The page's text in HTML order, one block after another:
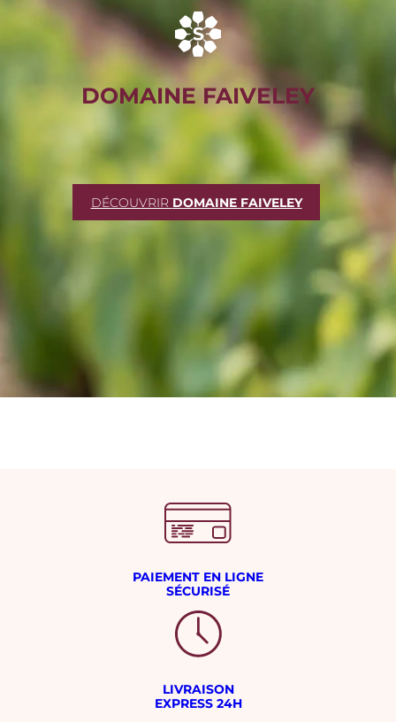
DOMAINE FAIVELEY
DÉCOUVRIR DOMAINE FAIVELEY
PAIEMENT EN LIGNE
SÉCURISÉ
LIVRAISON
EXPRESS 24H